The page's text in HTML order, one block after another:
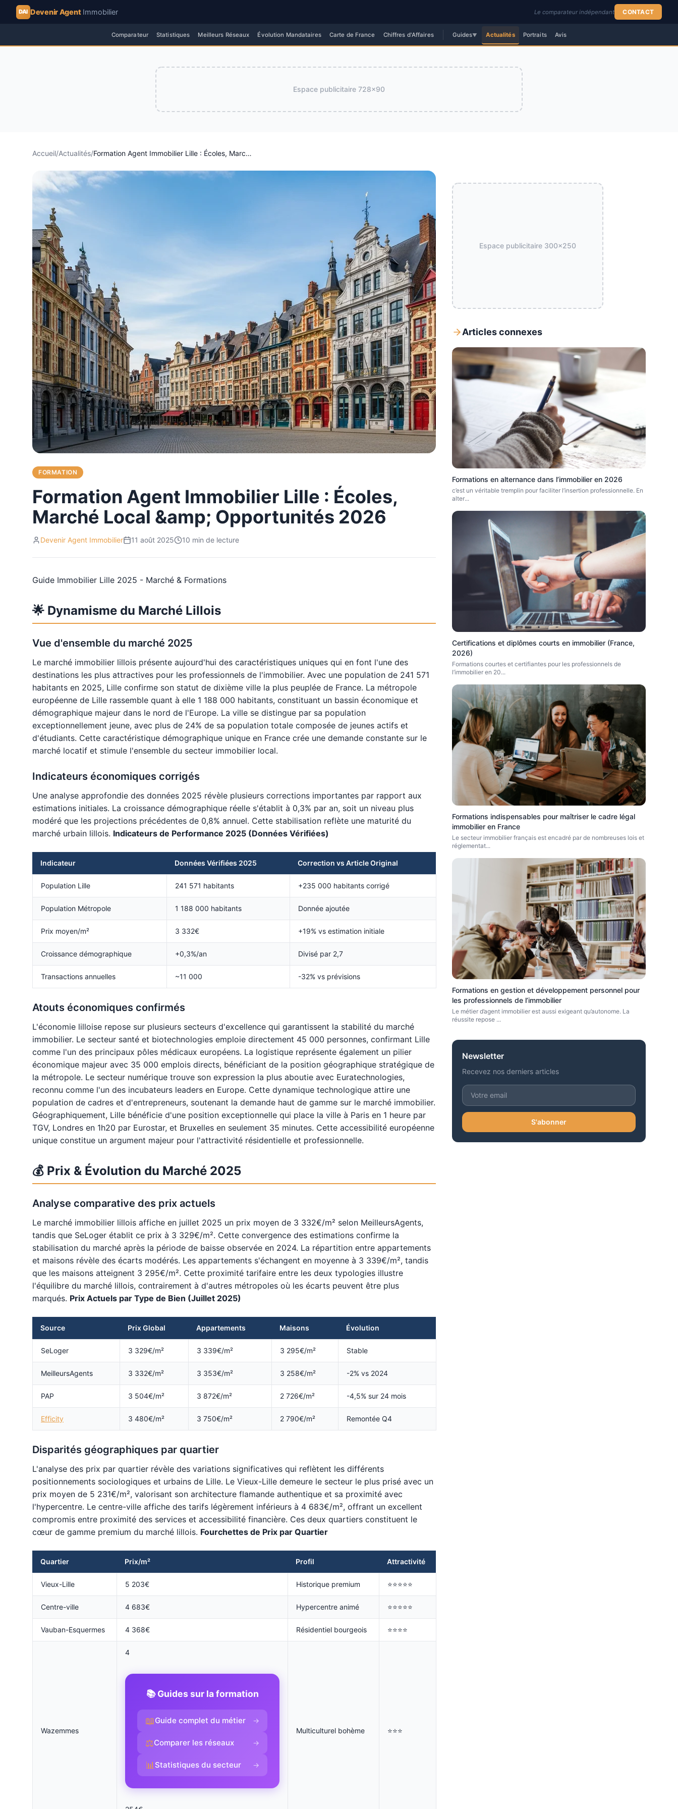
DAI Devenir Agent Immobilier Le comparateur indépendant CONTACT
Comparateur Statistiques Meilleurs Réseaux Évolution Mandataires Carte de France Chiffres d'Affaires Guides▼ Actualités Portraits Avis
Espace publicitaire 728x90
Accueil/Actualités/ Formation Agent Immobilier Lille : Écoles, Marché Local &amp; Opportunités 2026
FORMATION
Formation Agent Immobilier Lille : Écoles,
Marché Local &amp; Opportunités 2026
Devenir Agent Immobilier 11 août 2025 10 min de lecture
Guide Immobilier Lille 2025 - Marché & Formations
🌟 Dynamisme du Marché Lillois
Vue d'ensemble du marché 2025
Le marché immobilier lillois présente aujourd'hui des caractéristiques uniques qui en font l'une des
destinations les plus attractives pour les professionnels de l'immobilier. Avec une population de 241 571
habitants en 2025, Lille confirme son statut de dixième ville la plus peuplée de France. La métropole
européenne de Lille rassemble quant à elle 1 188 000 habitants, constituant un bassin économique et
démographique majeur dans le nord de l'Europe. La ville se distingue par sa population
exceptionnellement jeune, avec plus de 24% de sa population totale composée de jeunes actifs et
d'étudiants. Cette caractéristique démographique unique en France crée une demande constante sur le
marché locatif et stimule l'ensemble du secteur immobilier local.
Indicateurs économiques corrigés
Une analyse approfondie des données 2025 révèle plusieurs corrections importantes par rapport aux
estimations initiales. La croissance démographique réelle s'établit à 0,3% par an, soit un niveau plus
modéré que les projections précédentes de 0,8% annuel. Cette stabilisation reflète une maturité du
marché urbain lillois. Indicateurs de Performance 2025 (Données Vérifiées)
Indicateur Données Vérifiées 2025 Correction vs Article Original
Population Lille 241 571 habitants +235 000 habitants corrigé
Population Métropole 1 188 000 habitants Donnée ajoutée
Prix moyen/m² 3 332€ +19% vs estimation initiale
Croissance démographique +0,3%/an Divisé par 2,7
Transactions annuelles ~11 000 -32% vs prévisions
Atouts économiques confirmés
L'économie lilloise repose sur plusieurs secteurs d'excellence qui garantissent la stabilité du marché
immobilier. Le secteur santé et biotechnologies emploie directement 45 000 personnes, confirmant Lille
comme l'un des principaux pôles médicaux européens. La logistique représente également un pilier
économique majeur avec 35 000 emplois directs, bénéficiant de la position géographique stratégique de
la métropole. Le secteur numérique trouve son expression la plus aboutie avec Euratechnologies,
reconnu comme l'un des incubateurs leaders en Europe. Cette dynamique technologique attire une
population de cadres et d'entrepreneurs, soutenant la demande haut de gamme sur le marché immobilier.
Géographiquement, Lille bénéficie d'une position exceptionnelle qui place la ville à Paris en 1 heure par
TGV, Londres en 1h20 par Eurostar, et Bruxelles en seulement 35 minutes. Cette accessibilité européenne
unique constitue un argument majeur pour l'attractivité résidentielle et professionnelle.
💰 Prix & Évolution du Marché 2025
Analyse comparative des prix actuels
Le marché immobilier lillois affiche en juillet 2025 un prix moyen de 3 332€/m² selon MeilleursAgents,
tandis que SeLoger établit ce prix à 3 329€/m². Cette convergence des estimations confirme la
stabilisation du marché après la période de baisse observée en 2024. La répartition entre appartements
et maisons révèle des écarts modérés. Les appartements s'échangent en moyenne à 3 339€/m², tandis
que les maisons atteignent 3 295€/m². Cette proximité tarifaire entre les deux typologies illustre
l'équilibre du marché lillois, contrairement à d'autres métropoles où les écarts peuvent être plus
marqués. Prix Actuels par Type de Bien (Juillet 2025)
Source Prix Global Appartements Maisons Évolution
SeLoger 3 329€/m² 3 339€/m² 3 295€/m² Stable
MeilleursAgents 3 332€/m² 3 353€/m² 3 258€/m² -2% vs 2024
PAP 3 504€/m² 3 872€/m² 2 726€/m² -4,5% sur 24 mois
Efficity 3 480€/m² 3 750€/m² 2 790€/m² Remontée Q4
Disparités géographiques par quartier
L'analyse des prix par quartier révèle des variations significatives qui reflètent les différents
positionnements sociologiques et urbains de Lille. Le Vieux-Lille demeure le secteur le plus prisé avec un
prix moyen de 5 231€/m², valorisant son architecture flamande authentique et sa proximité avec
l'hypercentre. Le centre-ville affiche des tarifs légèrement inférieurs à 4 683€/m², offrant un excellent
compromis entre proximité des services et accessibilité financière. Ces deux quartiers constituent le
cœur de gamme premium du marché lillois. Fourchettes de Prix par Quartier
Quartier Prix/m² Profil Attractivité
Vieux-Lille 5 203€ Historique premium ⭐⭐⭐⭐⭐
Centre-ville 4 683€ Hypercentre animé ⭐⭐⭐⭐⭐
Vauban-Esquermes 4 368€ Résidentiel bourgeois ⭐⭐⭐⭐
Wazemmes
4
📚 Guides sur la formation
📖Guide complet du métier →
⚖️Comparer les réseaux →
📊Statistiques du secteur →
Multiculturel bohème ⭐⭐⭐
Espace publicitaire 300x250
Articles connexes
Formations en alternance dans l’immobilier en 2026
c’est un véritable tremplin pour faciliter l’insertion professionnelle. En
alter...
Certifications et diplômes courts en immobilier (France,
2026)
Formations courtes et certifiantes pour les professionnels de
l’immobilier en 20...
Formations indispensables pour maîtriser le cadre légal
immobilier en France
Le secteur immobilier français est encadré par de nombreuses lois et
réglementat...
Formations en gestion et développement personnel pour
les professionnels de l’immobilier
Le métier d’agent immobilier est aussi exigeant qu’autonome. La
réussite repose ...
Newsletter
Recevez nos derniers articles
S'abonner